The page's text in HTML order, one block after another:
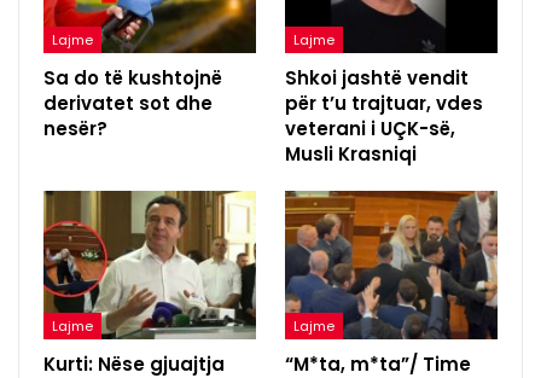
Lajme
Sa do të kushtojnë
derivatet sot dhe
nesër?
Lajme
Shkoi jashtë vendit
për t’u trajtuar, vdes
veterani i UÇK-së,
Musli Krasniqi
Lajme
Kurti: Nëse gjuajtja
Lajme
“M*ta, m*ta”/ Time